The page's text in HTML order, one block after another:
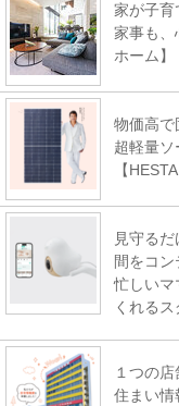
家が子育
家事も、
ホーム】
物価高で
超軽量
【
見守る
間をコ
忙しいマ
くれる
１つの
住まい情